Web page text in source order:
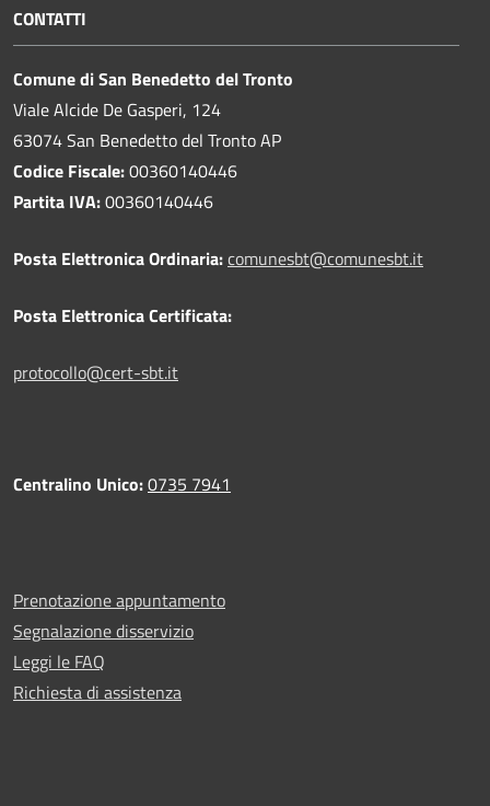
CONTATTI
Comune di San Benedetto del Tronto
Viale Alcide De Gasperi, 124
63074 San Benedetto del Tronto AP
Codice Fiscale:00360140446
Partita IVA:00360140446
Posta Elettronica Ordinaria:comunesbt@comunesbt.it
Posta Elettronica Certificata:
protocollo@cert-sbt.it
Centralino Unico:0735 7941
Prenotazione appuntamento
Segnalazione disservizio
Leggi le FAQ
Richiesta di assistenza